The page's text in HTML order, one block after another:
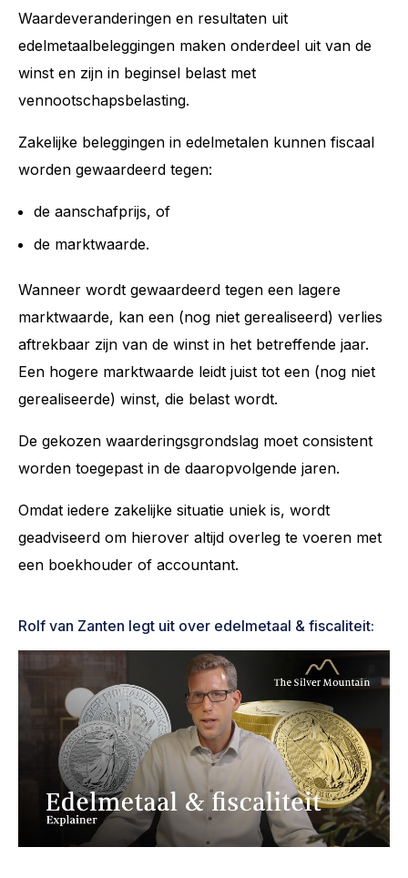
Waardeveranderingen en resultaten uit
edelmetaalbeleggingen maken onderdeel uit van de
winst en zijn in beginsel belast met
vennootschapsbelasting.
Zakelijke beleggingen in edelmetalen kunnen fiscaal
worden gewaardeerd tegen:
de aanschafprijs, of
de marktwaarde.
Wanneer wordt gewaardeerd tegen een lagere
marktwaarde, kan een (nog niet gerealiseerd) verlies
aftrekbaar zijn van de winst in het betreffende jaar.
Een hogere marktwaarde leidt juist tot een (nog niet
gerealiseerde) winst, die belast wordt.
De gekozen waarderingsgrondslag moet consistent
worden toegepast in de daaropvolgende jaren.
Omdat iedere zakelijke situatie uniek is, wordt
geadviseerd om hierover altijd overleg te voeren met
een boekhouder of accountant.
Rolf van Zanten legt uit over edelmetaal & fiscaliteit: